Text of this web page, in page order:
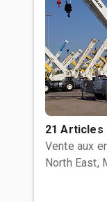
21 Articles
Vente aux
North East,